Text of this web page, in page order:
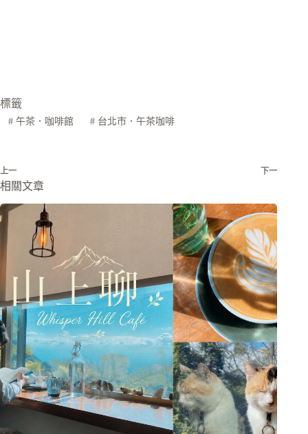
標籤
#午茶．咖啡館 #台北市．午茶咖啡
上一 下一
相關文章